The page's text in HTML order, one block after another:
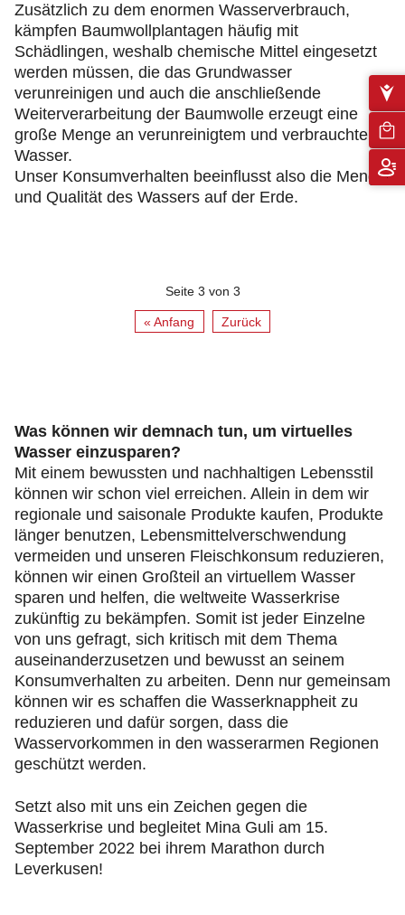
Zusätzlich zu dem enormen Wasserverbrauch,
kämpfen Baumwollplantagen häufig mit
Schädlingen, weshalb chemische Mittel eingesetzt
werden müssen, die das Grundwasser
verunreinigen und auch die anschließende
Weiterverarbeitung der Baumwolle erzeugt eine
große Menge an verunreinigtem und verbrauchtem
Wasser.
Unser Konsumverhalten beeinflusst also die Menge
und Qualität des Wassers auf der Erde.
Seite 3 von 3
« Anfang Zurück
Was können wir demnach tun, um virtuelles
Wasser einzusparen?
Mit einem bewussten und nachhaltigen Lebensstil
können wir schon viel erreichen. Allein in dem wir
regionale und saisonale Produkte kaufen, Produkte
länger benutzen, Lebensmittelverschwendung
vermeiden und unseren Fleischkonsum reduzieren,
können wir einen Großteil an virtuellem Wasser
sparen und helfen, die weltweite Wasserkrise
zukünftig zu bekämpfen. Somit ist jeder Einzelne
von uns gefragt, sich kritisch mit dem Thema
auseinanderzusetzen und bewusst an seinem
Konsumverhalten zu arbeiten. Denn nur gemeinsam
können wir es schaffen die Wasserknappheit zu
reduzieren und dafür sorgen, dass die
Wasservorkommen in den wasserarmen Regionen
geschützt werden.
Setzt also mit uns ein Zeichen gegen die
Wasserkrise und begleitet Mina Guli am 15.
September 2022 bei ihrem Marathon durch
Leverkusen!